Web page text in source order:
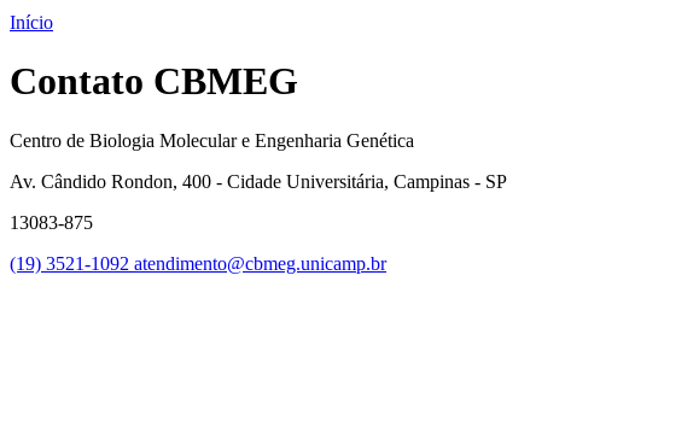
Início
Contato CBMEG
Centro de Biologia Molecular e Engenharia Genética
Av. Cândido Rondon, 400 - Cidade Universitária, Campinas - SP
13083-875
(19) 3521-1092 atendimento@cbmeg.unicamp.br